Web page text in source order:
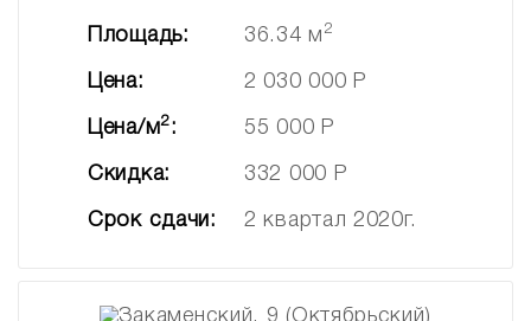
Площадь: 36.34 м 2
Цена: 2 030 000 Р
Цена/м2: 55 000 Р
Скидка: 332 000 Р
Срок сдачи: 2 квартал 2020г.